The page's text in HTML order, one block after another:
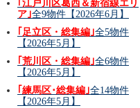
｢江戸川区葛西＆新宿線エリ
ア｣全9物件【2026年6月】
｢足立区・総集編｣全5物件
【2026年5月】
｢荒川区・総集編｣全6物件
【2026年5月】
｢練馬区･総集編｣全14物件
【2026年5月】